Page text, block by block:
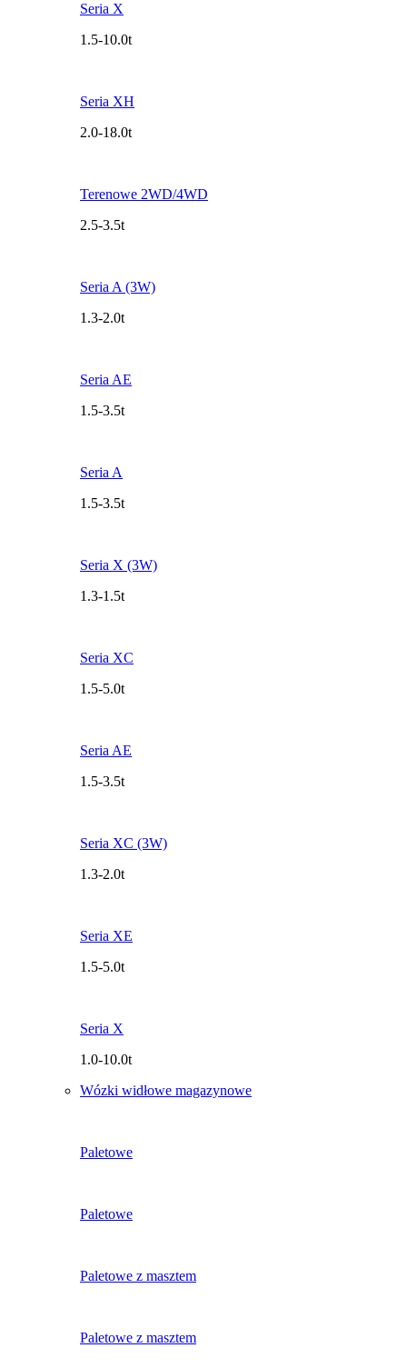
Seria X
1.5-10.0t
Seria XH
2.0-18.0t
Terenowe 2WD/4WD
2.5-3.5t
Seria A (3W)
1.3-2.0t
Seria AE
1.5-3.5t
Seria A
1.5-3.5t
Seria X (3W)
1.3-1.5t
Seria XC
1.5-5.0t
Seria AE
1.5-3.5t
Seria XC (3W)
1.3-2.0t
Seria XE
1.5-5.0t
Seria X
1.0-10.0t
Wózki widłowe magazynowe
Paletowe
Paletowe
Paletowe z masztem
Paletowe z masztem